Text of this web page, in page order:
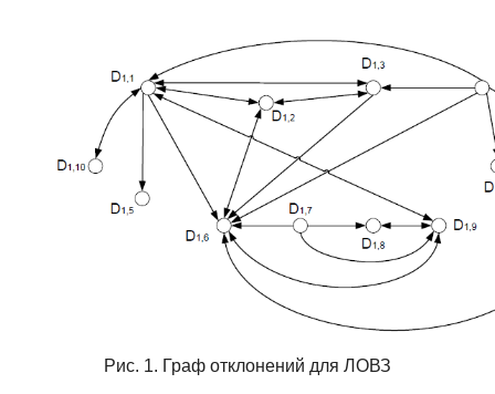
Рис. 1. Граф отклонений для ЛОВЗ